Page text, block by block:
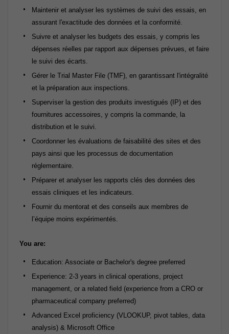
Maintenir et analyser les systèmes de suivi des essais, en
assurant l'exactitude des données et la conformité.
Suivre et analyser les budgets des essais, y compris les
dépenses réelles par rapport aux dépenses prévues, et faire
le suivi des écarts.
Gérer le Trial Master File (TMF), en garantissant l'intégralité
et la préparation aux inspections.
Superviser la gestion des produits investigués (IP) et des
fournitures accessoires, y compris la commande, la
distribution et le suivi.
Coordonner les évaluations de faisabilité des sites et des
pays ainsi que les processus de documentation
réglementaire.
Préparer et analyser les rapports clés des données des
essais cliniques et les indicateurs.
Fournir du mentorat et des conseils aux membres de
l’équipe moins expérimentés.
You are:
Education: Associate or Bachelor's degree preferred
Experience: 2-3 years in clinical operations, project
management, or a related field (experience from a CRO or
pharmaceutical company preferred)
Advanced Excel proficiency (VLOOKUP, pivot tables, data
analysis) & Microsoft Office